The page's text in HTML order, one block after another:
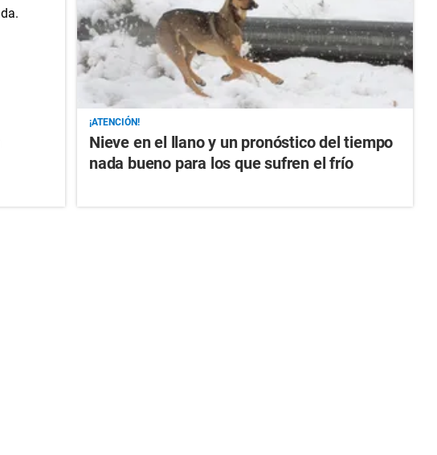
¡ATENCIÓN!
Nieve en el llano y un pronóstico del tiempo
nada bueno para los que sufren el frío